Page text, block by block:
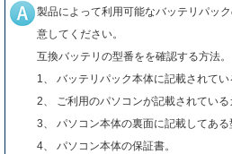
製品によって利用可能なバッテリパッ
意してください。
互換バッテリの型番をを確認する方法。
1、 バッテリパック本体に記載されてい
2、 ご利用のパソコンが記載されている
3、 パソコン本体の裏面に記載してある
4、 パソコン本体の保証書。